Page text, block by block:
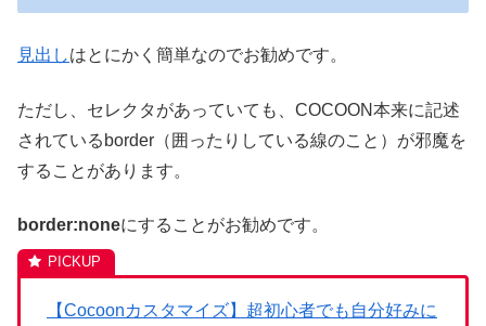
見出しはとにかく簡単なのでお勧めです。
ただし、セレクタがあっていても、COCOON本来に記述
されているborder（囲ったりしている線のこと）が邪魔を
することがあります。
border:noneにすることがお勧めです。
【Cocoonカスタマイズ】超初心者でも自分好みに